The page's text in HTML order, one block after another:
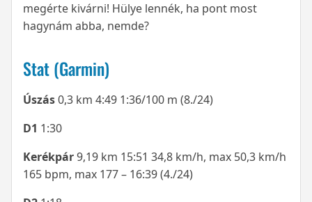
megérte kivárni! Hülye lennék, ha pont most
hagynám abba, nemde?
Stat (Garmin)
Úszás0,3 km 4:49 1:36/100 m (8./24)
D1 1:30
Kerékpár9,19 km 15:51 34,8 km/h, max 50,3 km/h
165 bpm, max 177 – 16:39 (4./24)